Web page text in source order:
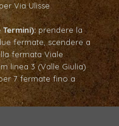
Via Ulisse
Termini): prendere la
fermate, scendere a
fermata Viale
linea 3 (Valle Giulia)
7 fermate fino a